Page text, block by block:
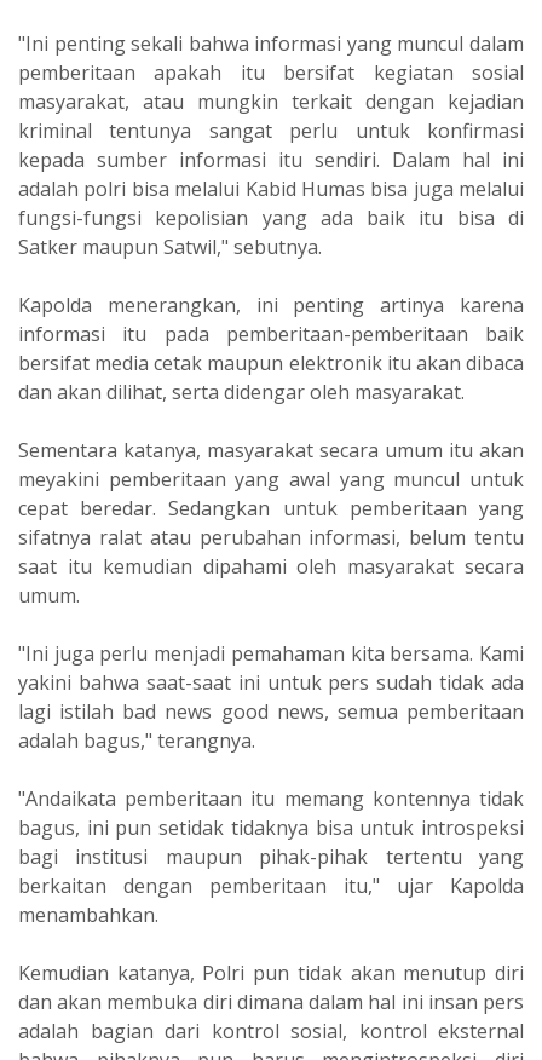
"Ini penting sekali bahwa informasi yang muncul dalam
pemberitaan apakah itu bersifat kegiatan sosial
masyarakat, atau mungkin terkait dengan kejadian
kriminal tentunya sangat perlu untuk konfirmasi
kepada sumber informasi itu sendiri. Dalam hal ini
adalah polri bisa melalui Kabid Humas bisa juga melalui
fungsi-fungsi kepolisian yang ada baik itu bisa di
Satker maupun Satwil," sebutnya.
Kapolda menerangkan, ini penting artinya karena
informasi itu pada pemberitaan-pemberitaan baik
bersifat media cetak maupun elektronik itu akan dibaca
dan akan dilihat, serta didengar oleh masyarakat.
Sementara katanya, masyarakat secara umum itu akan
meyakini pemberitaan yang awal yang muncul untuk
cepat beredar. Sedangkan untuk pemberitaan yang
sifatnya ralat atau perubahan informasi, belum tentu
saat itu kemudian dipahami oleh masyarakat secara
umum.
"Ini juga perlu menjadi pemahaman kita bersama. Kami
yakini bahwa saat-saat ini untuk pers sudah tidak ada
lagi istilah bad news good news, semua pemberitaan
adalah bagus," terangnya.
"Andaikata pemberitaan itu memang kontennya tidak
bagus, ini pun setidak tidaknya bisa untuk introspeksi
bagi institusi maupun pihak-pihak tertentu yang
berkaitan dengan pemberitaan itu," ujar Kapolda
menambahkan.
Kemudian katanya, Polri pun tidak akan menutup diri
dan akan membuka diri dimana dalam hal ini insan pers
adalah bagian dari kontrol sosial, kontrol eksternal